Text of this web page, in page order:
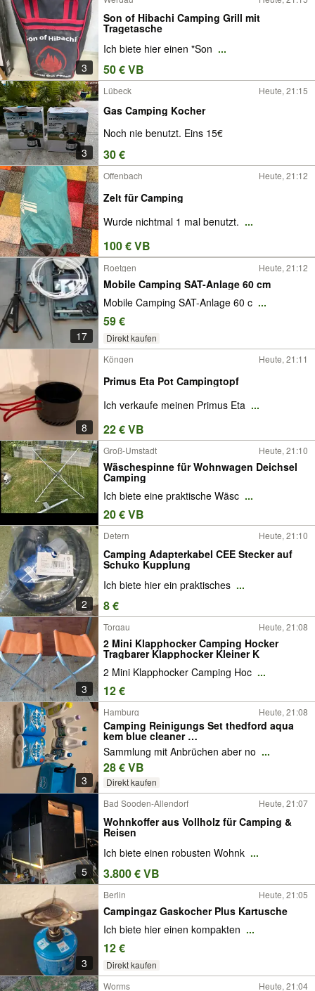
3
Son of Hibachi Camping Grill mit
Tragetasche
Ich biete hier einen "Son ...
50 € VB
3
Lübeck Heute, 21:15
Gas Camping Kocher
Noch nie benutzt. Eins 15€
30 €
Offenbach Heute, 21:12
Zelt für Camping
Wurde nichtmal 1 mal benutzt. ...
100 € VB
17
Roetgen Heute, 21:12
Mobile Camping SAT-Anlage 60 cm
Mobile Camping SAT-Anlage 60 c ...
59 €
Direkt kaufen
8
Köngen Heute, 21:11
Primus Eta Pot Campingtopf
Ich verkaufe meinen Primus Eta ...
22 € VB
Groß-Umstadt Heute, 21:10
Wäschespinne für Wohnwagen Deichsel
Camping
Ich biete eine praktische Wäsc ...
20 € VB
2
Detern Heute, 21:10
Camping Adapterkabel CEE Stecker auf
Schuko Kupplung
Ich biete hier ein praktisches ...
8 €
3
Torgau Heute, 21:08
2 Mini Klapphocker Camping Hocker
Tragbarer Klapphocker Kleiner K
2 Mini Klapphocker Camping Hoc ...
12 €
3
Hamburg Heute, 21:08
Camping Reinigungs Set thedford aqua
kem blue cleaner …
Sammlung mit Anbrüchen aber no ...
28 € VB
Direkt kaufen
5
Bad Sooden-Allendorf Heute, 21:07
Wohnkoffer aus Vollholz für Camping &
Reisen
Ich biete einen robusten Wohnk ...
3.800 € VB
3
Berlin Heute, 21:05
Campingaz Gaskocher Plus Kartusche
Ich biete hier einen kompakten ...
12 €
Direkt kaufen
Worms Heute, 21:04